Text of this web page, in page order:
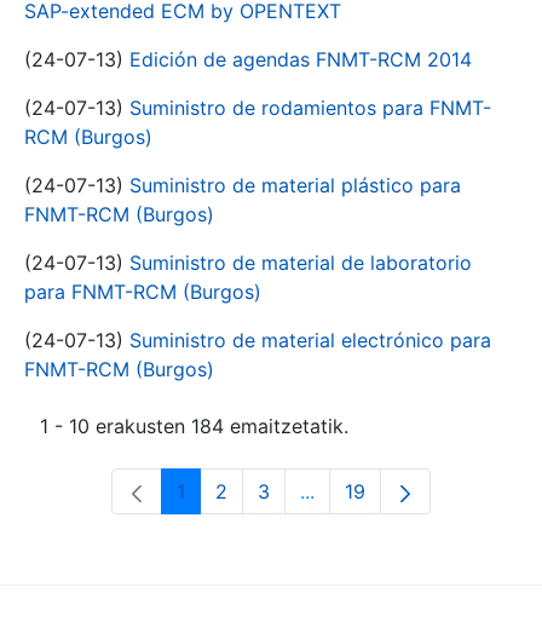
SAP-extended ECM by OPENTEXT
(24-07-13) Edición de agendas FNMT-RCM 2014
(24-07-13) Suministro de rodamientos para FNMT-
RCM (Burgos)
(24-07-13) Suministro de material plástico para
FNMT-RCM (Burgos)
(24-07-13) Suministro de material de laboratorio
para FNMT-RCM (Burgos)
(24-07-13) Suministro de material electrónico para
FNMT-RCM (Burgos)
1 - 10 erakusten 184 emaitzetatik.
Orrialdea
1 Orrialdea
2 Orrialdea
3 ...Intermediate Pages Use
Orrialdea
19